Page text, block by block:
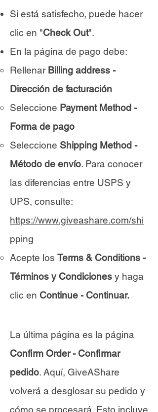
Si está satisfecho, puede hacer
clic en "Check Out".
En la página de pago debe:
Rellenar Billing address -
Dirección de facturación
Seleccione Payment Method -
Forma de pago
Seleccione Shipping Method -
Método de envío. Para conocer
las diferencias entre USPS y
UPS, consulte:
https://www.giveashare.com/shi
pping
Acepte los Terms & Conditions -
Términos y Condiciones y haga
clic en Continue - Continuar.
La última página es la página
Confirm Order - Confirmar
pedido. Aquí, GiveAShare
volverá a desglosar su pedido y
cómo se procesará. Esto incluye